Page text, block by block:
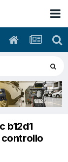
b12d1